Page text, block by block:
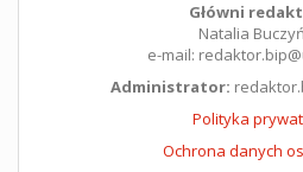
Główni
Natalia
e-mail:
Administrator:
Polityka
Ochrona danych